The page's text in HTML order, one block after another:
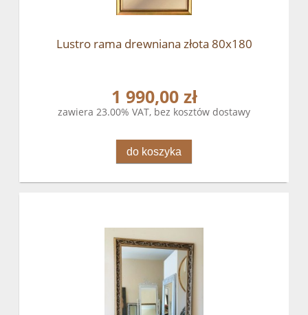
Lustro rama drewniana złota 80x180
1 990,00 zł
zawiera 23.00% VAT, bez kosztów dostawy
do koszyka